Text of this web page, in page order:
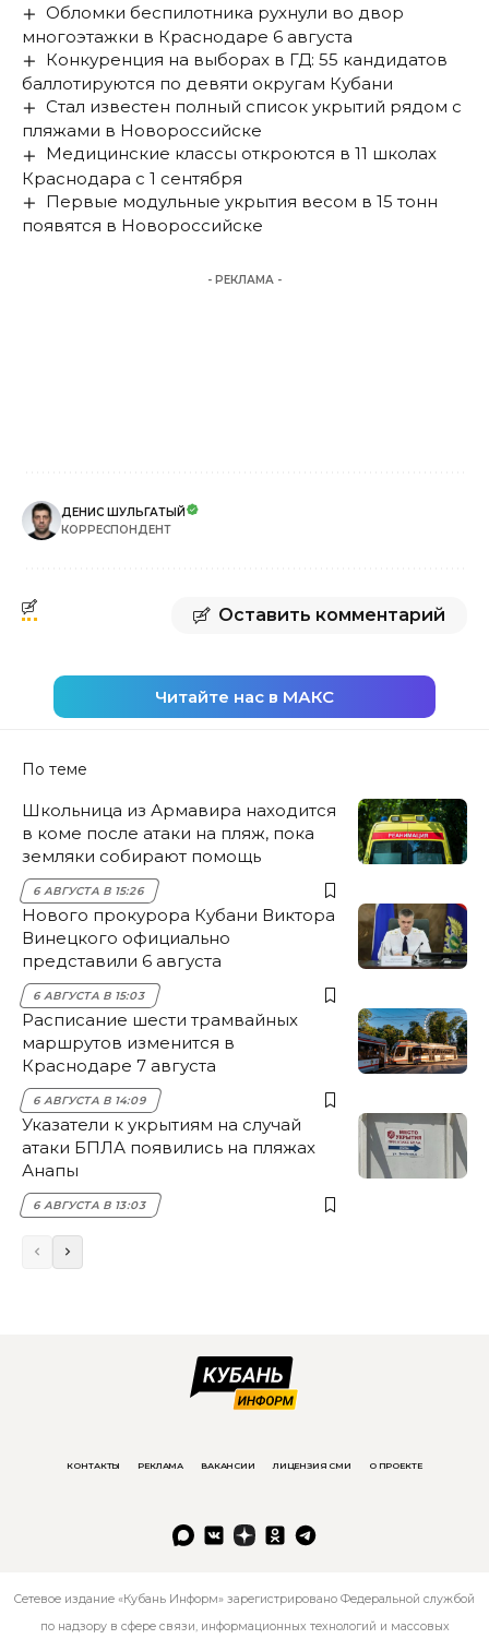
Обломки беспилотника рухнули во двор
многоэтажки в Краснодаре 6 августа
Конкуренция на выборах в ГД: 55 кандидатов
баллотируются по девяти округам Кубани
Стал известен полный список укрытий рядом с
пляжами в Новороссийске
Медицинские классы откроются в 11 школах
Краснодара с 1 сентября
Первые модульные укрытия весом в 15 тонн
появятся в Новороссийске
- РЕКЛАМА -
ДЕНИС ШУЛЬГАТЫЙ
КОРРЕСПОНДЕНТ
Оставить комментарий
Читайте нас в МАКС
По теме
Школьница из Армавира находится
в коме после атаки на пляж, пока
земляки собирают помощь
6 АВГУСТА В 15:26
Нового прокурора Кубани Виктора
Винецкого официально
представили 6 августа
6 АВГУСТА В 15:03
Расписание шести трамвайных
маршрутов изменится в
Краснодаре 7 августа
6 АВГУСТА В 14:09
Указатели к укрытиям на случай
атаки БПЛА появились на пляжах
Анапы
6 АВГУСТА В 13:03
КОНТАКТЫ РЕКЛАМА ВАКАНСИИ ЛИЦЕНЗИЯ СМИ О ПРОЕКТЕ
Сетевое издание «Кубань Информ» зарегистрировано Федеральной службой
по надзору в сфере связи, информационных технологий и массовых